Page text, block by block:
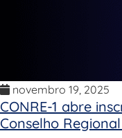
novembro 19, 2025
CONRE-1 abre
Conselho